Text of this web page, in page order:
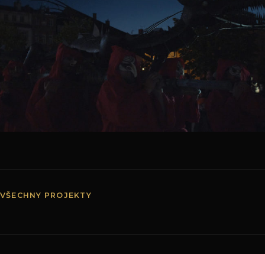
VŠECHNY PROJEKTY